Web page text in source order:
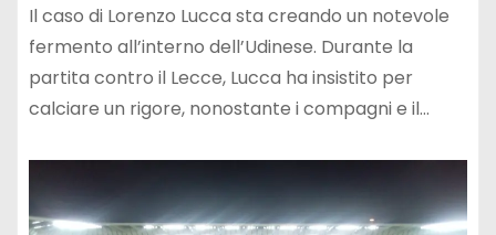
Il caso di Lorenzo Lucca sta creando un notevole
fermento all’interno dell’Udinese. Durante la
partita contro il Lecce, Lucca ha insistito per
calciare un rigore, nonostante i compagni e il…